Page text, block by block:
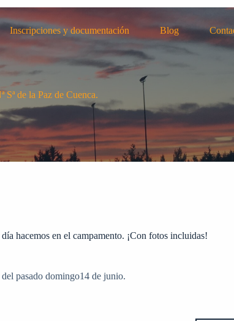
Inscripciones y documentación Blog
Sª de la Paz de Cuenca.
hacemos en el campamento. ¡Con fotos incluidas!
pasado domingo14 de junio.